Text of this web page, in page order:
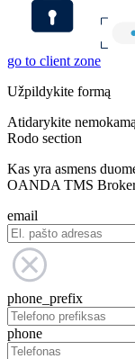
go to client zone
Užpildykite formą
Atidarykite
Rodo section
Kas yra asmens
OANDA TMS
email
phone_prefix
phone